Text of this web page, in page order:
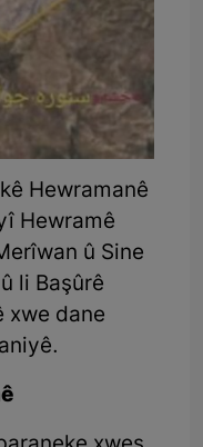
Hewramanê
Hewramê
û Sine
li Başûrê
xwe dane